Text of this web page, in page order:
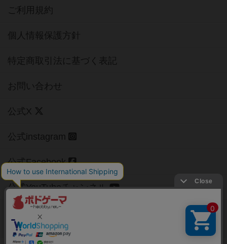
ご利用規約
個人情報保護方針
特定商取引法に基づく表記
お問い合わせ
公式X
公式instagram
公式Facebook
公式YouTubeチャンネル